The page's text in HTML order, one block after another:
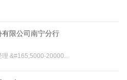
有限公司南宁分行
理 &#165;5000-20000...